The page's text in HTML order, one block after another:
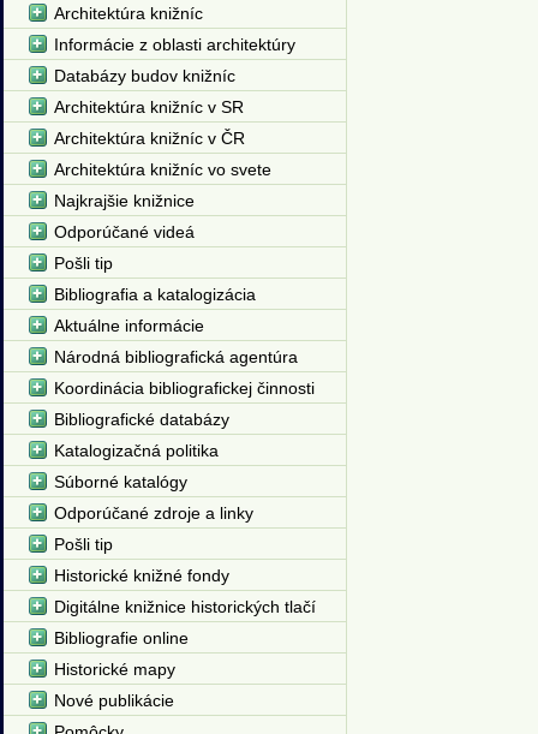
Architektúra knižníc
Informácie z oblasti architektúry
Databázy budov knižníc
Architektúra knižníc v SR
Architektúra knižníc v ČR
Architektúra knižníc vo svete
Najkrajšie knižnice
Odporúčané videá
Pošli tip
Bibliografia a katalogizácia
Aktuálne informácie
Národná bibliografická agentúra
Koordinácia bibliografickej činnosti
Bibliografické databázy
Katalogizačná politika
Súborné katalógy
Odporúčané zdroje a linky
Pošli tip
Historické knižné fondy
Digitálne knižnice historických tlačí
Bibliografie online
Historické mapy
Nové publikácie